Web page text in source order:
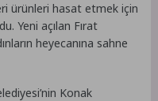
ürünleri hasat etmek için
Yeni açılan Fırat
heyecanına sahne
Konak